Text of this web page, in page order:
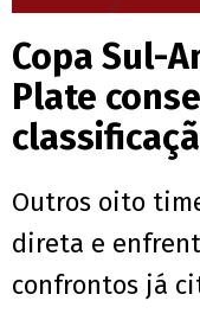
Copa Sul-
Plate
Outros oito
direta e
confrontos já